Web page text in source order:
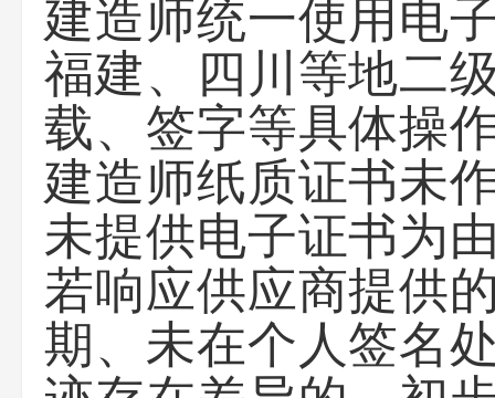
建造师统一使用电
福建、四川等地二
载、签字等具体操
建造师纸质证书未
未提供电子证书为
若响应供应商提供
期、未在个人签名